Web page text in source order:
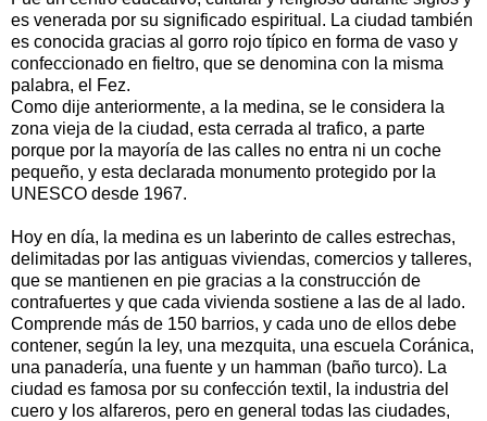
es venerada por su significado espiritual. La ciudad también
es conocida gracias al gorro rojo típico en forma de vaso y
confeccionado en fieltro, que se denomina con la misma
palabra, el Fez.
Como dije anteriormente, a la medina, se le considera la
zona vieja de la ciudad, esta cerrada al trafico, a parte
porque por la mayoría de las calles no entra ni un coche
pequeño, y esta declarada monumento protegido por la
UNESCO desde 1967.
Hoy en día, la medina es un laberinto de calles estrechas,
delimitadas por las antiguas viviendas, comercios y talleres,
que se mantienen en pie gracias a la construcción de
contrafuertes y que cada vivienda sostiene a las de al lado.
Comprende más de 150 barrios, y cada uno de ellos debe
contener, según la ley, una mezquita, una escuela Coránica,
una panadería, una fuente y un hamman (baño turco). La
ciudad es famosa por su confección textil, la industria del
cuero y los alfareros, pero en general todas las ciudades,